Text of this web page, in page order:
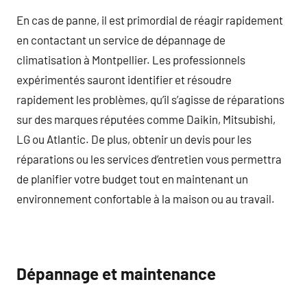
En cas de panne, il est primordial de réagir rapidement
en contactant un service de dépannage de
climatisation à Montpellier. Les professionnels
expérimentés sauront identifier et résoudre
rapidement les problèmes, qu’il s’agisse de réparations
sur des marques réputées comme Daikin, Mitsubishi,
LG ou Atlantic. De plus, obtenir un devis pour les
réparations ou les services d’entretien vous permettra
de planifier votre budget tout en maintenant un
environnement confortable à la maison ou au travail.
Dépannage et maintenance